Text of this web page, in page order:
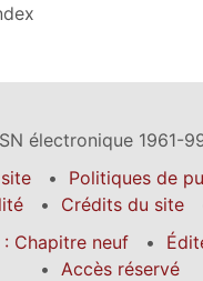
électronique 1961-
Politiques de
Crédits du site
Chapitre neuf
Accès réservé